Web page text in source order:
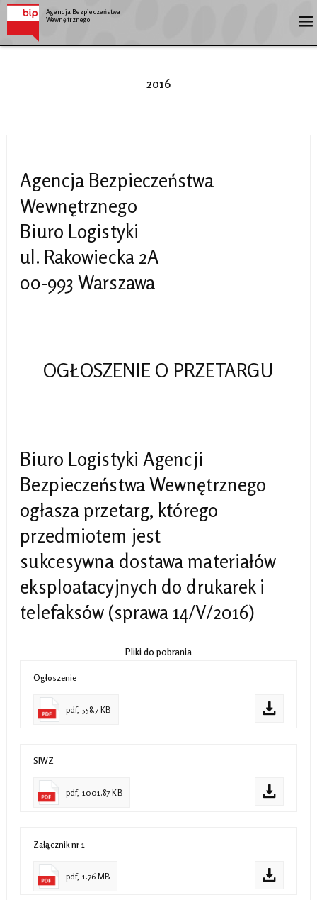
Agencja Bezpieczeństwa
Wewnętrznego
2016
Agencja Bezpieczeństwa
Wewnętrznego
Biuro Logistyki
ul. Rakowiecka 2A
00-993 Warszawa
OGŁOSZENIE O PRZETARGU
Biuro Logistyki Agencji
Bezpieczeństwa Wewnętrznego
ogłasza przetarg, którego
przedmiotem jest
sukcesywna dostawa materiałów
eksploatacyjnych do drukarek i
telefaksów (sprawa 14/V/2016)
Pliki do pobrania
Ogłoszenie
pdf, 558.7 KB
SIWZ
pdf, 1001.87 KB
Załącznik nr 1
pdf, 1.76 MB